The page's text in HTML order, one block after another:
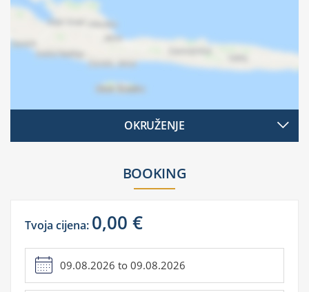
OKRUŽENJE
BOOKING
Tvoja cijena: 0,00 €